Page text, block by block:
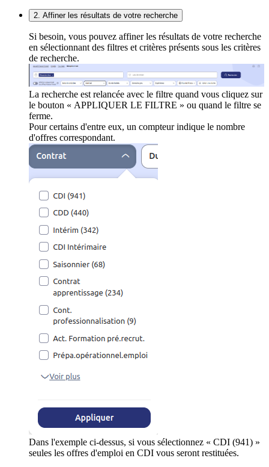
2. Affiner les résultats de votre recherche
Si besoin, vous pouvez affiner les résultats de votre recherche
en sélectionnant des filtres et critères présents sous les critères
de recherche.
La recherche est relancée avec le filtre quand vous cliquez sur
le bouton « APPLIQUER LE FILTRE » ou quand le filtre se
ferme.
Pour certains d'entre eux, un compteur indique le nombre
d'offres correspondant.
Dans l'exemple ci-dessus, si vous sélectionnez « CDI (941) »
seules les offres d'emploi en CDI vous seront restituées.